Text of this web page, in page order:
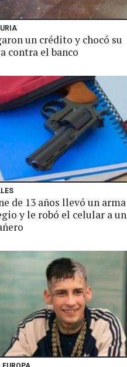
un crédito y chocó su
contra el banco
de 13 años llevó un arma
y le robó el celular a un